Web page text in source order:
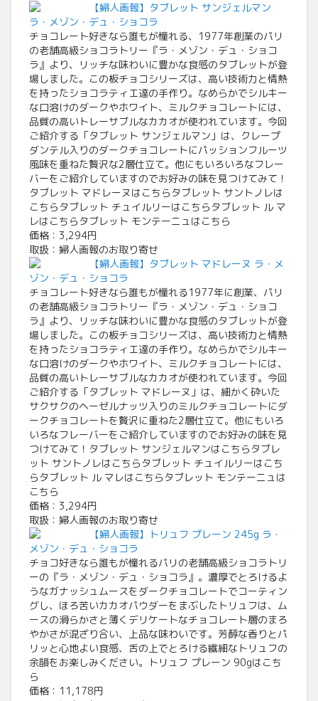
【婦人画報】タブレット サンジェルマン
ラ・メゾン・デュ・ショコラ
チョコレート好きなら誰もが憧れる、1977年創業のパリ
の老舗高級ショコラトリー『ラ・メゾン・デュ・ショコ
ラ』より、リッチな味わいに豊かな食感のタブレットが登
場しました。この板チョコシリーズは、高い技術力と情熱
を持ったショコラティエ達の手作り。なめらかでシルキー
な口溶けのダークやホワイト、ミルクチョコレートには、
品質の高いトレーサブルなカカオが使われています。今回
ご紹介する「タブレット サンジェルマン」は、クレープ
ダンテル入りのダークチョコレートにパッションフルーツ
風味を重ねた贅沢な2層仕立て。他にもいろいろなフレー
バーをご紹介していますのでお好みの味を見つけてみて！
タブレット マドレーヌはこちらタブレット サントノレは
こちらタブレット チュイルリーはこちらタブレット ル マ
レはこちらタブレット モンテーニュはこちら
価格：3,294円
取扱：婦人画報のお取り寄せ
【婦人画報】タブレット マドレーヌ ラ・メ
ゾン・デュ・ショコラ
チョコレート好きなら誰もが憧れる1977年に創業、パリ
の老舗高級ショコラトリー『ラ・メゾン・デュ・ショコ
ラ』より、リッチな味わいに豊かな食感のタブレットが登
場しました。この板チョコシリーズは、高い技術力と情熱
を持ったショコラティエ達の手作り。なめらかでシルキー
な口溶けのダークやホワイト、ミルクチョコレートには、
品質の高いトレーサブルなカカオが使われています。今回
ご紹介する「タブレット マドレーヌ」は、細かく砕いた
サクサクのヘーゼルナッツ入りのミルクチョコレートにダ
ークチョコレートを贅沢に重ねた2層仕立て。他にもいろ
いろなフレーバーをご紹介していますのでお好みの味を見
つけてみて！タブレット サンジェルマンはこちらタブレ
ット サントノレはこちらタブレット チュイルリーはこち
らタブレット ル マレはこちらタブレット モンテーニュは
こちら
価格：3,294円
取扱：婦人画報のお取り寄せ
【婦人画報】トリュフ プレーン 245g ラ・
メゾン・デュ・ショコラ
チョコ好きなら誰もが憧れるパリの老舗高級ショコラトリ
ーの『ラ・メゾン・デュ・ショコラ』。濃厚でとろけるよ
うなガナッシュムースをダークチョコレートでコーティン
グし、ほろ苦いカカオパウダーをまぶしたトリュフは、ム
ースの滑らかさと薄くデリケートなチョコレート層のまろ
やかさが混ざり合い、上品な味わいです。芳醇な香りとパ
リッと心地よい食感、舌の上でとろける繊細なトリュフの
余韻をお楽しみください。トリュフ プレーン 90gはこち
ら
価格：11,178円